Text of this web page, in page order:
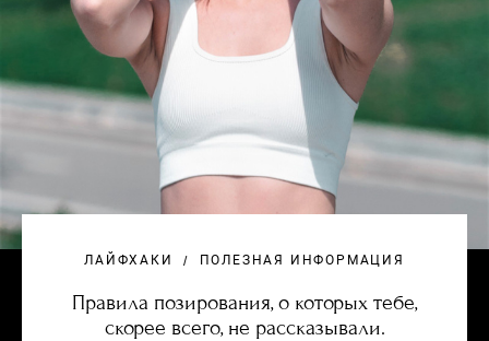
ЛАЙФХАКИ ПОЛЕЗНАЯ ИНФОРМАЦИЯ
Правила позирования, о которых тебе,
скорее всего, не рассказывали.